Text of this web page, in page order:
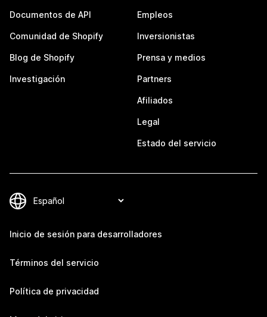
Documentos de API
Comunidad de Shopify
Blog de Shopify
Investigación
Empleos
Inversionistas
Prensa y medios
Partners
Afiliados
Legal
Estado del servicio
Inicio de sesión para desarrolladores
Términos del servicio
Política de privacidad